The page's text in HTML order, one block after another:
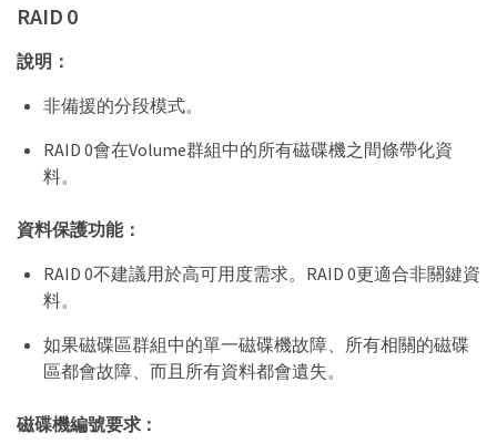
RAID 0
說明：
非備援的分段模式。
RAID 0會在Volume群組中的所有磁碟機之間條帶化資
料。
資料保護功能：
RAID 0不建議用於高可用度需求。RAID 0更適合非關鍵資
料。
如果磁碟區群組中的單一磁碟機故障、所有相關的磁碟
區都會故障、而且所有資料都會遺失。
磁碟機編號要求：